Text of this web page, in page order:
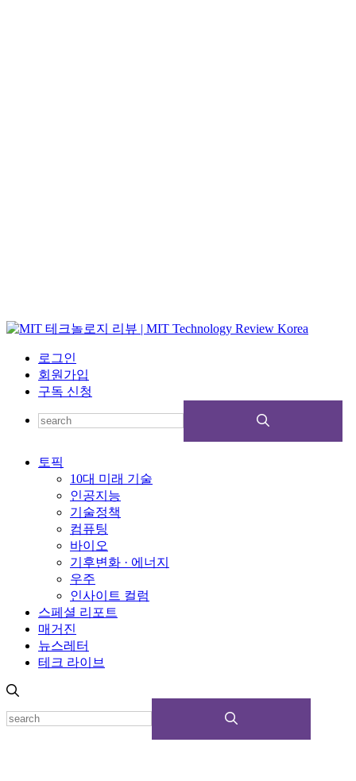
로그인
회원가입
구독 신청
토픽
10대 미래 기술
인공지능
기술정책
컴퓨팅
바이오
기후변화 · 에너지
우주
인사이트 컬럼
스페셜 리포트
매거진
뉴스레터
테크 라이브